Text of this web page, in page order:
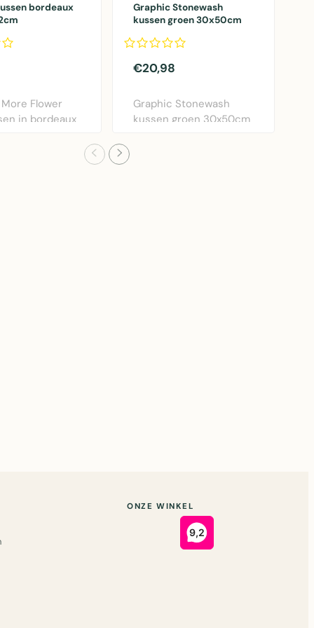
bordeaux
Flower
in bordeaux
Graphic Stonewash
kussen groen 30x50cm
€20,98
Graphic Stonewash
kussen groen 30x50cm
ONZE WINKEL